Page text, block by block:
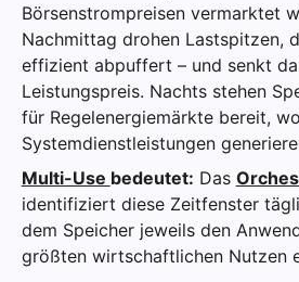
Börsenstrompreisen vermarktet
Nachmittag drohen Lastspitzen,
effizient abpuffert – und senkt
Leistungspreis. Nachts stehen
für Regelenergiemärkte bereit,
Systemdienstleistungen
Multi-Use bedeutet: Das
identifiziert diese Zeitfenster
dem Speicher jeweils den
größten wirtschaftlichen Nutzen